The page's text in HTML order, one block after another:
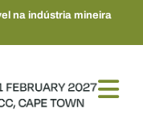
na indústria mineira